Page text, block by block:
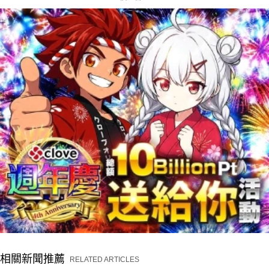
相關新聞推薦 RELATED ARTICLES